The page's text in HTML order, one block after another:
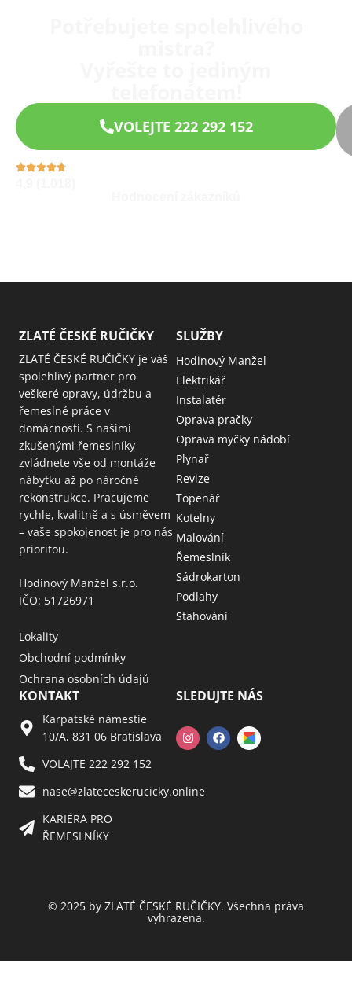
VOLEJTE 222 292 152
ZLATÉ ČESKÉ RUČIČKY
ZLATÉ ČESKÉ RUČIČKY je váš
spolehlivý partner pro
veškeré opravy, údržbu a
řemeslné práce v
domácnosti. S našimi
zkušenými řemeslníky
zvládnete vše od montáže
nábytku až po náročné
rekonstrukce. Pracujeme
rychle, kvalitně a s úsměvem
– vaše spokojenost je pro nás
prioritou.
Hodinový Manžel s.r.o.
IČO: 51726971
Lokality
Obchodní podmínky
Ochrana osobních údajů
SLUŽBY
Hodinový Manžel
Elektrikář
Instalatér
Oprava pračky
Oprava myčky nádobí
Plynař
Revize
Topenář
Kotelny
Malování
Řemeslník
Sádrokarton
Podlahy
Stahování
KONTAKT
Karpatské námestie
10/A, 831 06 Bratislava
VOLAJTE 222 292 152
nase@zlateceskerucicky.online
KARIÉRA PRO
ŘEMESLNÍKY
SLEDUJTE NÁS
© 2025 by ZLATÉ ČESKÉ RUČIČKY. Všechna práva
vyhrazena.